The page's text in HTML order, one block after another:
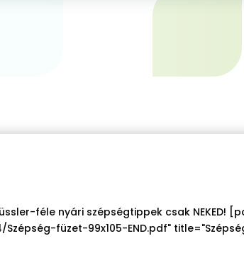
féle nyári szépségtippek csak NEKED!
füzet-99x105-END.pdf" title="Szépség